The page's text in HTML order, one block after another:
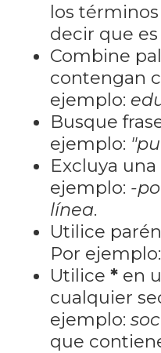
los
decir que
Combine
contengan
ejemplo:
Busque
ejemplo:
Excluya
ejemplo: -
línea.
Utilice
Por ejemplo:
Utilice *en
cualquier
ejemplo:
que